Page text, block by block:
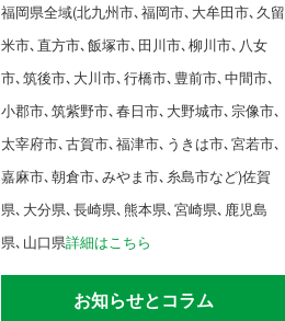
福岡県全域(北九州市､福岡市､大牟田市､久留
米市､直方市､飯塚市､田川市､柳川市､八女
市､筑後市､大川市､行橋市､豊前市､中間市､
小郡市､筑紫野市､春日市､大野城市､宗像市､
太宰府市､古賀市､福津市､うきは市､宮若市､
嘉麻市､朝倉市､みやま市､糸島市など)佐賀
県､大分県､長崎県､熊本県､宮崎県､鹿児島
県､山口県詳細はこちら
お知らせとコラム